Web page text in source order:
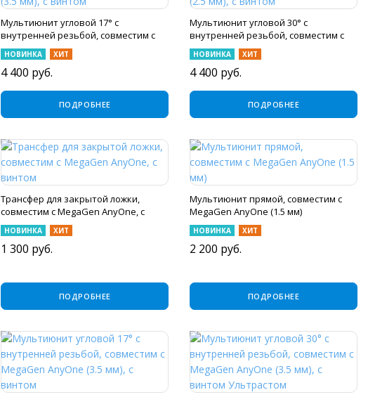
Мультиюнит угловой 17° с
внутренней резьбой, совместим с
шестигранным соединением SP (3.5
мм), с винтом
НОВИНКА ХИТ
4 400 руб.
ПОДРОБНЕЕ
Мультиюнит угловой 30° с
внутренней резьбой, совместим с
шестигранным соединением SP (2.5
мм), с винтом
НОВИНКА ХИТ
4 400 руб.
ПОДРОБНЕЕ
Трансфер для закрытой ложки,
совместим с MegaGen AnyOne, с
винтом
НОВИНКА ХИТ
1 300 руб.
ПОДРОБНЕЕ
Мультиюнит прямой, совместим с
MegaGen AnyOne (1.5 мм)
НОВИНКА ХИТ
2 200 руб.
ПОДРОБНЕЕ